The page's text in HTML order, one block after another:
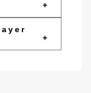
+
+